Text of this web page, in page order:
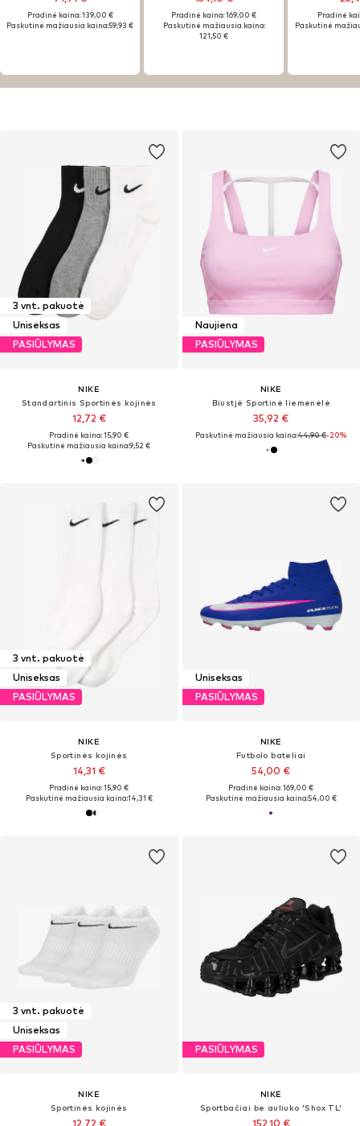
Pradinė kaina: 139,00 €
Paskutinė mažiausia kaina:59,93 €
Pradinė kaina: 169,00 €
Paskutinė mažiausia kaina:
121,50 €
Pradinė
Paskutinė
3 vnt. pakuotė
Uniseksas
PASIŪLYMAS
NIKE
Standartinis Sportinės kojinės
12,72 €
Pradinė kaina: 15,90 €
Paskutinė mažiausia kaina:9,52 €
Naujiena
PASIŪLYMAS
NIKE
Biustjė Sportinė liemenėlė
35,92 €
Paskutinė mažiausia kaina:44,90 €-20%
3 vnt. pakuotė
Uniseksas
PASIŪLYMAS
NIKE
Sportinės kojinės
14,31 €
Pradinė kaina: 15,90 €
Paskutinė mažiausia kaina:14,31 €
Uniseksas
PASIŪLYMAS
NIKE
Futbolo bateliai
54,00 €
Pradinė kaina: 169,00 €
Paskutinė mažiausia kaina:54,00 €
3 vnt. pakuotė
Uniseksas
PASIŪLYMAS
NIKE
Sportinės kojinės
12,72 €
PASIŪLYMAS
NIKE
Sportbačiai be auliuko 'Shox TL'
152,10 €